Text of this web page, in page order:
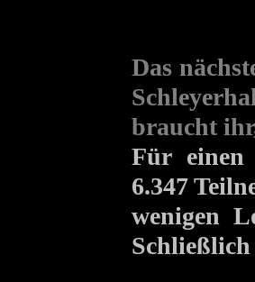
Das
braucht
Für einen
6.347
wenigen